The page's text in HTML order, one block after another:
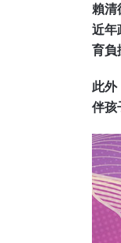
賴清
近年
育負
此外
伴孩